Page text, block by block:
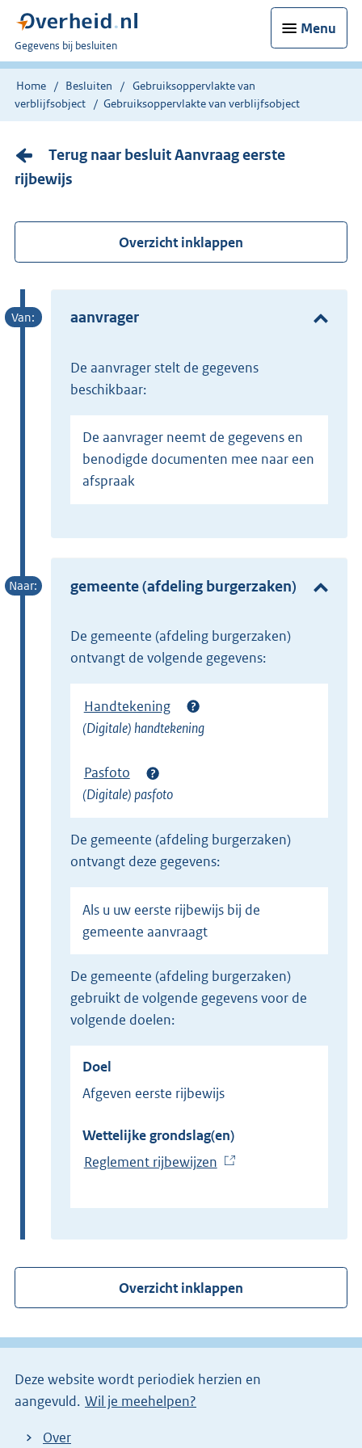
Menu
U
bent
nu
hier:
Gegevens bij besluiten
Home Besluiten
Gebruiksoppervlakte van
verblijfsobject
Gebruiksoppervlakte van verblijfsobject
Terug naar besluit Aanvraag eerste
rijbewijs
Overzicht inklappen
aanvrager
de aanvrager stelt de gegevens
beschikbaar:
De aanvrager neemt de gegevens en
benodigde documenten mee naar een
afspraak
gemeente (afdeling burgerzaken)
de gemeente (afdeling burgerzaken)
ontvangt de volgende gegevens:
Handtekening
(Digitale) handtekening
Pasfoto
(Digitale) pasfoto
de gemeente (afdeling burgerzaken)
ontvangt deze gegevens:
Als u uw eerste rijbewijs bij de
gemeente aanvraagt
de gemeente (afdeling burgerzaken)
gebruikt de volgende gegevens voor de
volgende doelen:
Doel
Afgeven eerste rijbewijs
Wettelijke grondslag(en)
Reglement rijbewijzen
x
r
n
l
n
Overzicht inklappen
Deze website wordt periodiek herzien en
aangevuld. Wil je meehelpen?
Over